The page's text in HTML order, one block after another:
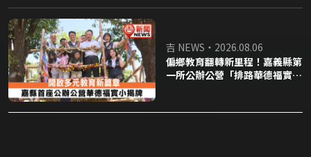
吉 NEWS・2026.08.06
偏鄉教育翻轉新里程！嘉義縣第
一所公辦公營「排路華德福實驗